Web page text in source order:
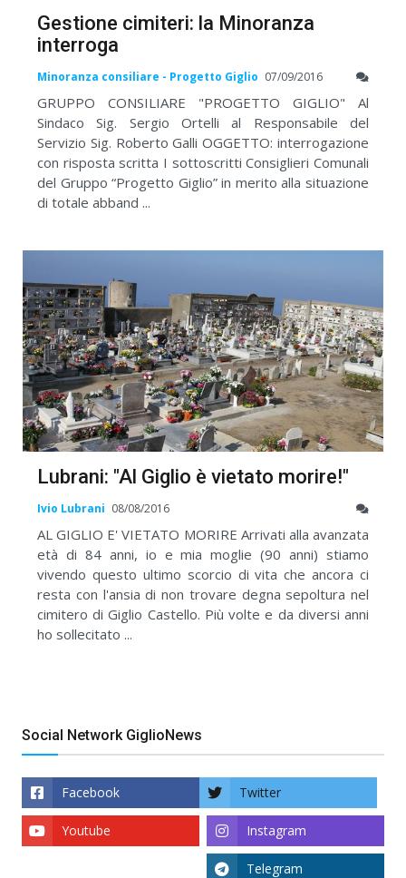
Gestione cimiteri: la Minoranza
interroga
Minoranza consiliare - Progetto Giglio 07/09/2016
GRUPPO CONSILIARE "PROGETTO GIGLIO" Al
Sindaco Sig. Sergio Ortelli al Responsabile del
Servizio Sig. Roberto Galli OGGETTO: interrogazione
con risposta scritta I sottoscritti Consiglieri Comunali
del Gruppo “Progetto Giglio” in merito alla situazione
di totale abband ...
Lubrani: "Al Giglio è vietato morire!"
Ivio Lubrani 08/08/2016
AL GIGLIO E' VIETATO MORIRE Arrivati alla avanzata
età di 84 anni, io e mia moglie (90 anni) stiamo
vivendo questo ultimo scorcio di vita che ancora ci
resta con l'ansia di non trovare degna sepoltura nel
cimitero di Giglio Castello. Più volte e da diversi anni
ho sollecitato ...
Social Network GiglioNews
Facebook Twitter
Instagram
Youtube
Telegram